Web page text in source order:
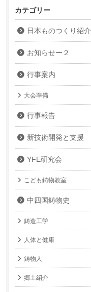
カテゴリー
日本ものつくり紹介
お知らせー２
行事案内
大会準備
行事報告
新技術開発と支援
YFE研究会
こども鋳物教室
中四国鋳物史
鋳造工学
人体と健康
鋳物人
郷土紹介